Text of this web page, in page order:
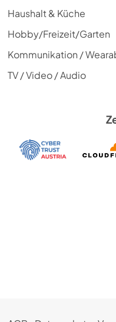
Haushalt & Küche
Hobby/Freizeit/Garten
Kommunikation /
TV / Video / Audio